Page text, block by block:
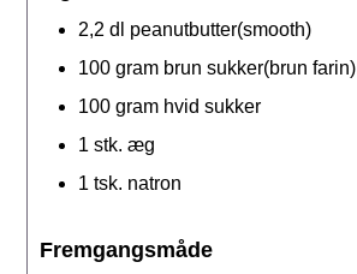
2,2 dl
peanutbutter(smooth)
100 gram brun sukker(brun farin)
100 gram hvid sukker
1 stk. æg
1 tsk. natron
Fremgangsmåde